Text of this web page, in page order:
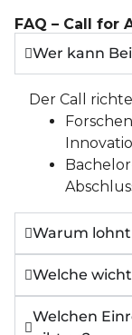
FAQ – Call for
Wer kann
Der Call
Warum
Welche
Welchen